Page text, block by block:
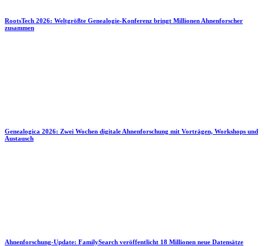
RootsTech 2026: Weltgrößte Genealogie-Konferenz bringt Millionen Ahnenforscher
zusammen
Genealogica 2026: Zwei Wochen digitale Ahnenforschung mit Vorträgen, Workshops und
Austausch
Ahnenforschung-Update: FamilySearch veröffentlicht 18 Millionen neue Datensätze